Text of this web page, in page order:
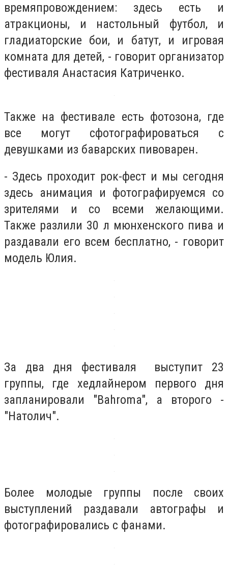
времяпровождением: здесь есть и
атракционы, и настольный футбол, и
гладиаторские бои, и батут, и игровая
комната для детей, - говорит организатор
фестиваля Анастасия Катриченко.
Также на фестивале есть фотозона, где
все могут сфотографироваться с
девушками из баварских пивоварен.
- Здесь проходит рок-фест и мы сегодня
здесь анимация и фотографируемся со
зрителями и со всеми желающими.
Также разлили 30 л мюнхенского пива и
раздавали его всем бесплатно, - говорит
модель Юлия.
За два дня фестиваля выступит 23
группы, где хедлайнером первого дня
запланировали "Bahroma", а второго -
"Натолич".
Более молодые группы после своих
выступлений раздавали автографы и
фотографировались с фанами.